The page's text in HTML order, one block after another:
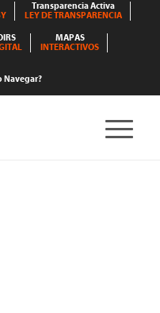
Transparencia Activa
LEY DE TRANSPARENCIA
MAPAS
INTERACTIVOS
Navegar?